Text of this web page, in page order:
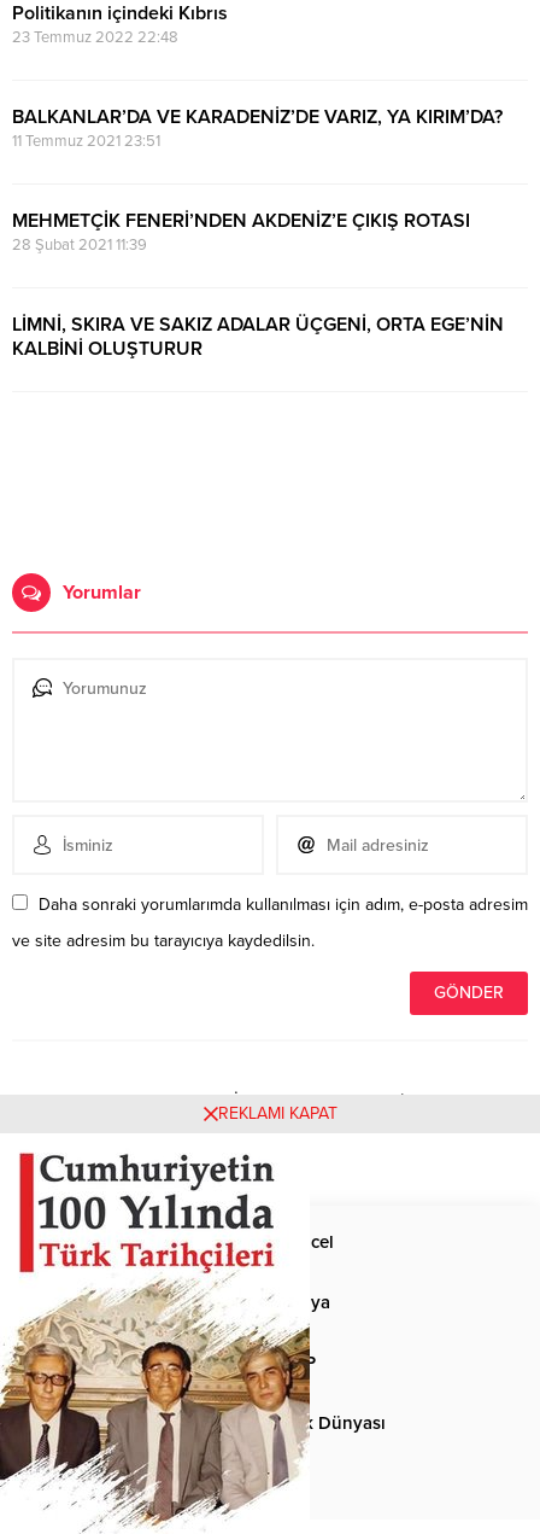
Politikanın içindeki Kıbrıs
23 Temmuz 2022 22:48
BALKANLAR’DA VE KARADENİZ’DE VARIZ, YA KIRIM’DA?
11 Temmuz 2021 23:51
MEHMETÇİK FENERİ’NDEN AKDENİZ’E ÇIKIŞ ROTASI
28 Şubat 2021 11:39
LİMNİ, SKIRA VE SAKIZ ADALAR ÜÇGENİ, ORTA EGE’NİN
KALBİNİ OLUŞTURUR
Yorumlar
Daha sonraki yorumlarımda kullanılması için adım, e-posta adresim
ve site adresim bu tarayıcıya kaydedilsin.
Henüz yorum yapılmamış. İlk yorumu yukarıdaki form
aracılığıyla siz yapabilirsiniz.
Anasayfa Güncel
Siyaset Dünya
Spor MHP
Kültür-Sanat Türk Dünyası
Basından
REKLAMI KAPAT